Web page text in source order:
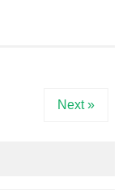
Next »